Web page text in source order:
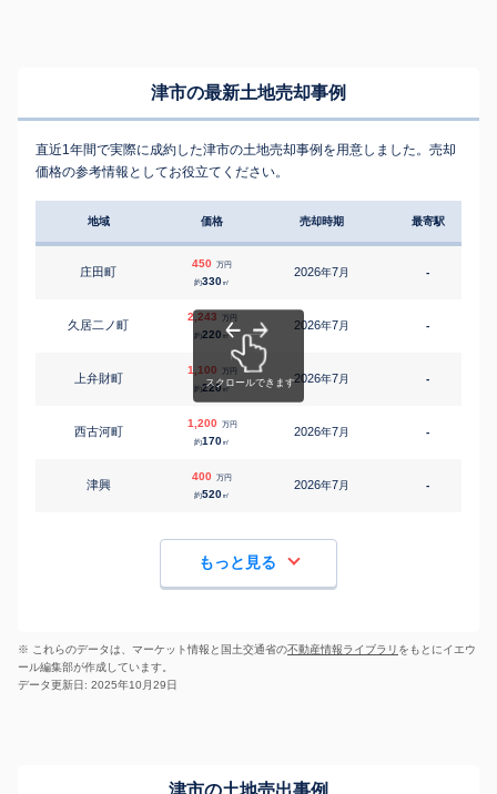
津市の最新土地売却事例
直近1年間で実際に成約した津市の土地売却事例を用意しました。売却
価格の参考情報としてお役立てください。
地域 価格 売却時期 最寄駅
庄田町
450 万円
約330㎡
2026年7月 -
久居二ノ町
2,243 万円
約220 ㎡
2026年7月 -
上弁財町
1,100 万円
約220㎡
2026年7月 -
西古河町
1,200 万円
約170㎡
2026年7月 -
津興
400 万円
約520㎡
2026年7月 -
もっと見る
※ これらのデータは、マーケット情報と国土交通省の不動産情報ライブラリ をもとにイエウ
ール編集部が作成しています。
データ更新日: 2025年10月29日
津市の土地売出事例